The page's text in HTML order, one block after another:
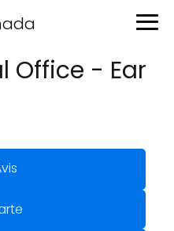
Office - Ear